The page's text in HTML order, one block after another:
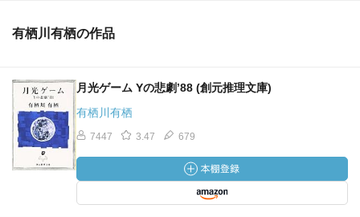
有栖川有栖の作品
月光ゲーム Yの悲劇’88 (創元推理文庫)
有栖川有栖
7447 3.47 679